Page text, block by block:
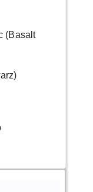
(Basalt